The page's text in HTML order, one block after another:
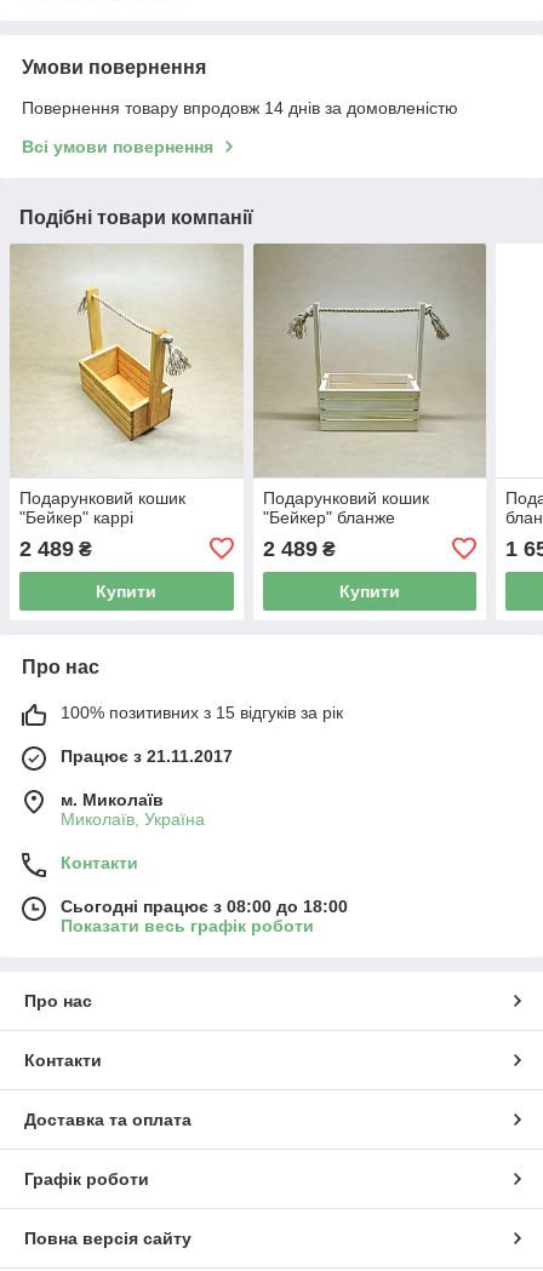
Умови повернення
Повернення товару впродовж 14 днів за домовленістю
Всі умови повернення
Подібні товари компанії
Подарунковий кошик
"Бейкер" каррі
2 489 ₴
Купити
Подарунковий кошик
"Бейкер" бланже
2 489₴
Купити
1
Про нас
100% позитивних з 15 відгуків за рік
Працює з 21.11.2017
м. Миколаїв
Миколаїв, Україна
Контакти
Сьогодні працює з 08:00 до 18:00
Показати весь графік роботи
Про нас
Контакти
Доставка та оплата
Графік роботи
Повна версія сайту